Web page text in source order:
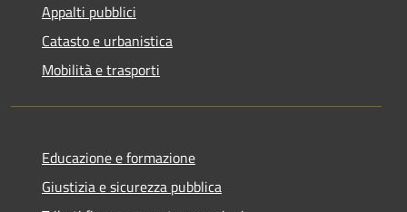
Appalti pubblici
Catasto e urbanistica
Mobilità e trasporti
Educazione e formazione
Giustizia e sicurezza pubblica